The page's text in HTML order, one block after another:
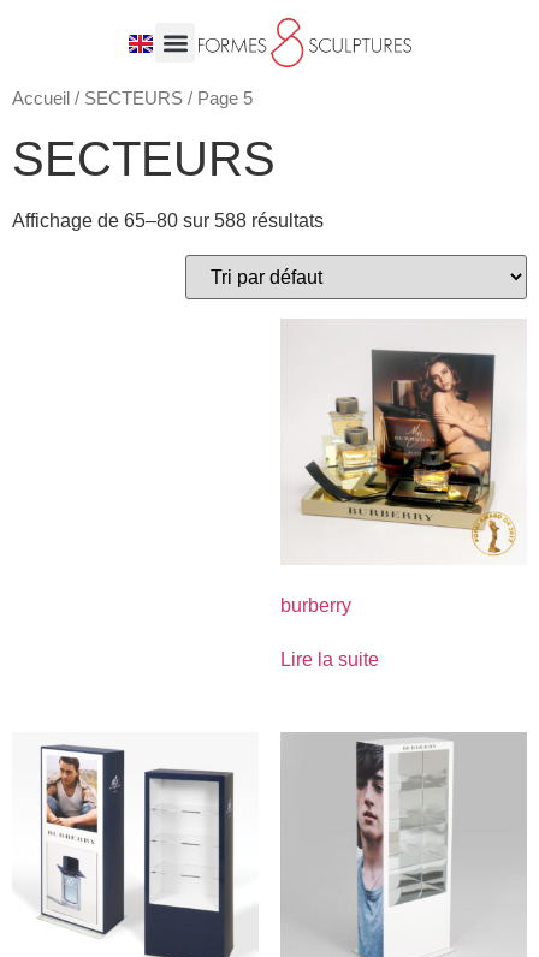
Accueil / SECTEURS / Page 5
SECTEURS
Affichage de 65–80 sur 588 résultats
burberry
Lire la suite